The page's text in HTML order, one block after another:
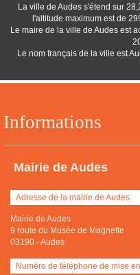
Informations
Mairie de Audes
Adresse de la mairie de Audes
Mairie de Audes
9 route du Musée de Magnette
03190 -Audes
Numéro de téléphone de mise
La ville de Audes s'étend sur
l'altitude maximum est de
Le maire de la ville de Audes est
Le nom français de la ville est